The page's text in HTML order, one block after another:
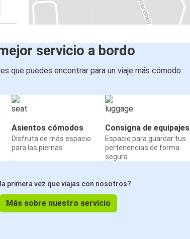
servicio a bordo
que puedes encontrar para un viaje más cómodo:
Asientos cómodos
Disfruta de más espacio
para las piernas
Consigna de equipajes
Espacio para guardar tus
pertenencias de forma
segura
primera vez que viajas con nosotros?
Más sobre nuestro servicio